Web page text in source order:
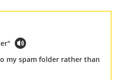
my spam folder rather than